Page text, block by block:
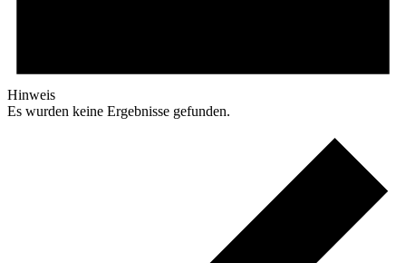
Hinweis
Es wurden keine Ergebnisse gefunden.